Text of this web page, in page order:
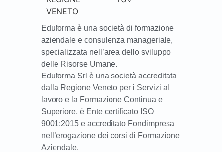
Eduforma è una società di formazione
aziendale e consulenza manageriale,
specializzata nell’area dello sviluppo
delle Risorse Umane.
Eduforma Srl è una società accreditata
dalla Regione Veneto per i Servizi al
lavoro e la Formazione Continua e
Superiore, è Ente certificato ISO
9001:2015 e accreditato Fondimpresa
nell’erogazione dei corsi di Formazione
Aziendale.